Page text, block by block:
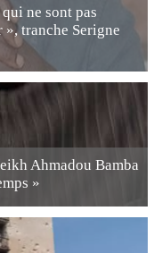
ne sont pas
tranche Serigne
Ahmadou Bamba
»